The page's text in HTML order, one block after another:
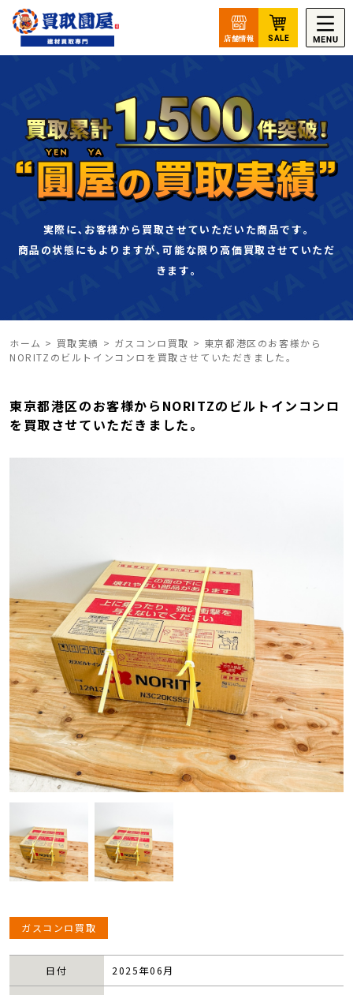
実際に､お客様から買取させていただいた商品です｡
商品の状態にもよりますが､可能な限り高価買取させていただ
きます｡
ホーム > 買取実績 > ガスコンロ買取 > 東京都港区のお客様から
NORITZのビルトインコンロを買取させていただきました。
東京都港区のお客様からNORITZのビルトインコンロ
を買取させていただきました。
ガスコンロ買取
日付 2025年06月